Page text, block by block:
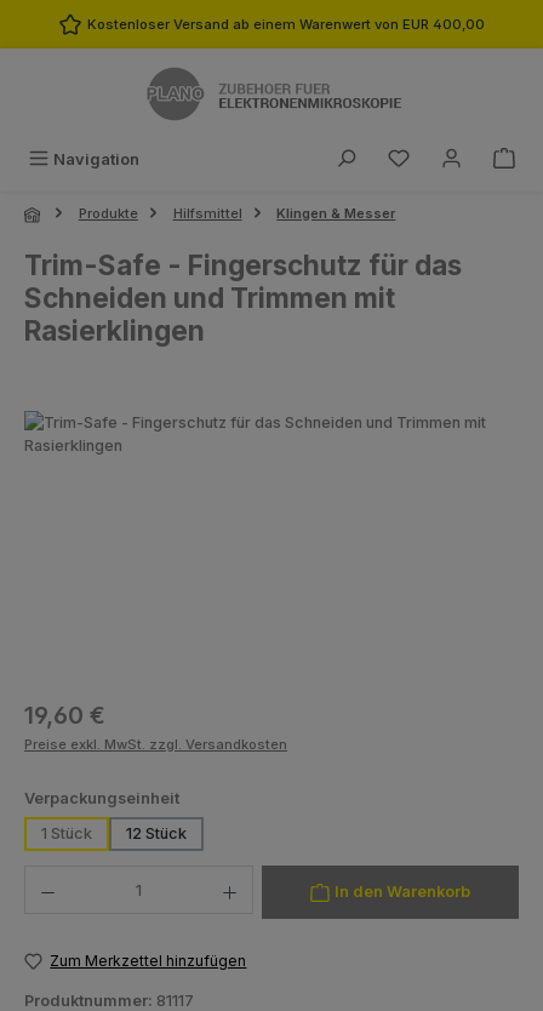
Zum Hauptinhalt springen
Kostenloser Versand ab einem Warenwert von EUR 400,00
Navigation Du hast 0
Produkte Hilfsmittel Klingen & Messer
Trim-Safe - Fingerschutz für das
Schneiden und Trimmen mit
Rasierklingen
Bildergalerie überspringen
Regulärer Preis:
19,60 €
Preise exkl. MwSt. zzgl. Versandkosten
Verpackungseinheitauswählen
1 Stück
12 Stück
In den Warenkorb
Zum Merkzettel hinzufügen
Produktnummer: 81117